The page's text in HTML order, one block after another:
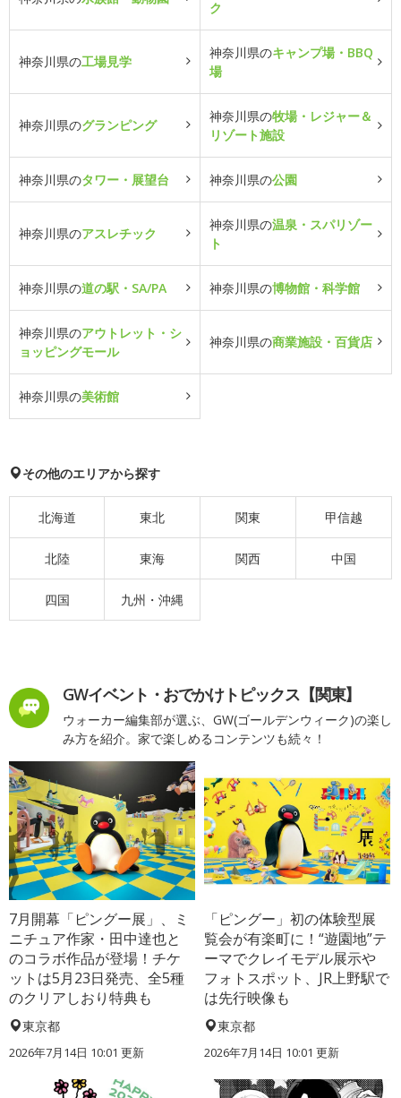
ク
神奈川県の工場見学
神奈川県のキャンプ場・BBQ
場
神奈川県のグランピング
神奈川県の牧場・レジャー＆
リゾート施設
神奈川県のタワー・展望台 神奈川県の公園
神奈川県のアスレチック
神奈川県の温泉・スパリゾー
ト
神奈川県の道の駅・SA/PA 神奈川県の博物館・科学館
神奈川県のアウトレット・シ
ョッピングモール
神奈川県の商業施設・百貨店
神奈川県の美術館
その他のエリアから探す
北海道 東北 関東 甲信越
北陸 東海 関西 中国
四国 九州・沖縄
GWイベント・おでかけトピックス【関東】
ウォーカー編集部が選ぶ、GW(ゴールデンウィーク)の楽し
み方を紹介。家で楽しめるコンテンツも続々！
7月開幕「ピングー展」、ミ
ニチュア作家・田中達也と
のコラボ作品が登場！チケ
ットは5月23日発売、全5種
のクリアしおり特典も
東京都
2026年7月14日 10:01 更新
「ピングー」初の体験型展
覧会が有楽町に！“遊園地”テ
ーマでクレイモデル展示や
フォトスポット、JR上野駅で
は先行映像も
東京都
2026年7月14日 10:01 更新